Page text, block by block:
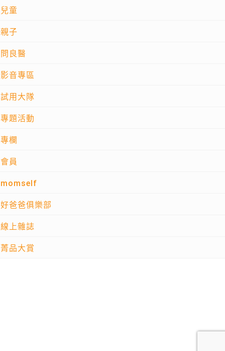
兒童
親子
問良醫
影音專區
試用大隊
專題活動
專欄
會員
momself
好爸爸俱樂部
線上雜誌
菁品大賞